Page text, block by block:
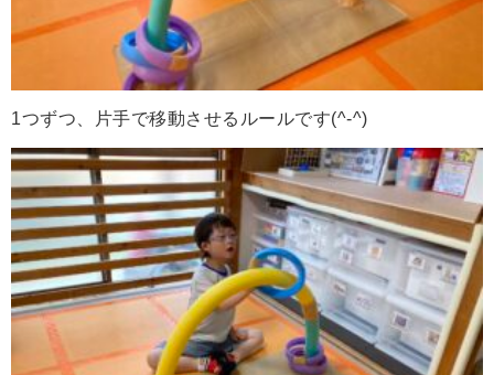
1つずつ、片手で移動させるルールです(^-^)